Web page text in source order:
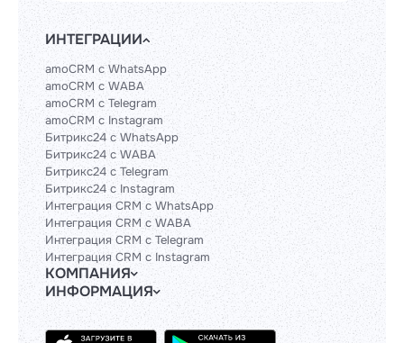
ИНТЕГРАЦИИ
amoCRM с WhatsApp
amoCRM с WABA
amoCRM с Telegram
amoCRM с Instagram
Битрикс24 с WhatsApp
Битрикс24 с WABA
Битрикс24 с Telegram
Битрикс24 с Instagram
Интеграция CRM с WhatsApp
Интеграция CRM с WABA
Интеграция CRM с Telegram
Интеграция CRM с Instagram
КОМПАНИЯ
Блог
Гайды
Контакты
ИНФОРМАЦИЯ
Официальным партнерам
Техническим партнерам